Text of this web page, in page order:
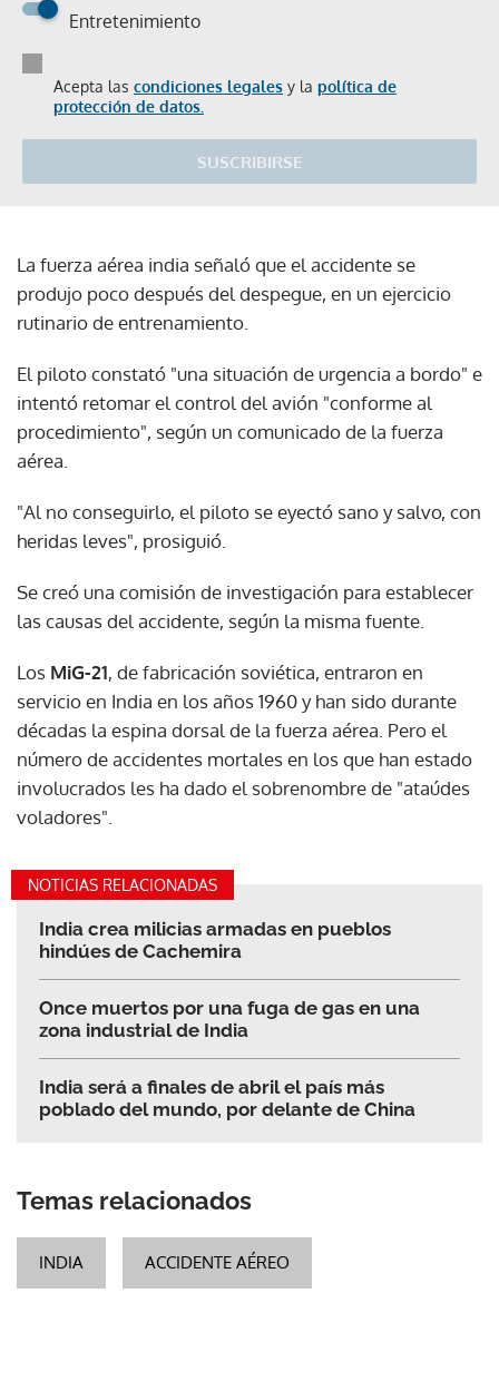
Entretenimiento
Acepta las condiciones legales y la política de
protección de datos.
SUSCRIBIRSE
La fuerza aérea india señaló que el accidente se
produjo poco después del despegue, en un ejercicio
rutinario de entrenamiento.
El piloto constató "una situación de urgencia a bordo" e
intentó retomar el control del avión "conforme al
procedimiento", según un comunicado de la fuerza
aérea.
"Al no conseguirlo, el piloto se eyectó sano y salvo, con
heridas leves", prosiguió.
Se creó una comisión de investigación para establecer
las causas del accidente, según la misma fuente.
Los MiG-21, de fabricación soviética, entraron en
servicio en India en los años 1960 y han sido durante
décadas la espina dorsal de la fuerza aérea. Pero el
número de accidentes mortales en los que han estado
involucrados les ha dado el sobrenombre de "ataúdes
voladores".
NOTICIAS RELACIONADAS
India crea milicias armadas en pueblos
hindúes de Cachemira
Once muertos por una fuga de gas en una
zona industrial de India
India será a finales de abril el país más
poblado del mundo, por delante de China
Temas relacionados
INDIA ACCIDENTE AÉREO